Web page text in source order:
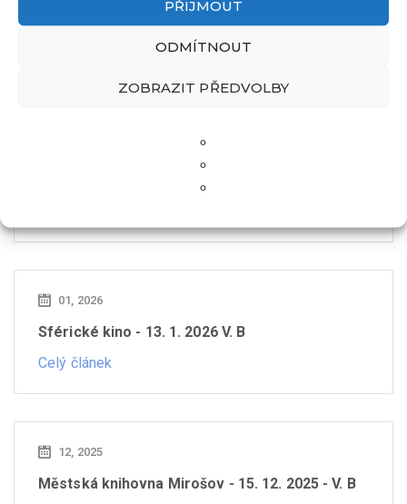
PŘIJMOUT
ODMÍTNOUT
ZOBRAZIT PŘEDVOLBY
Bezpečnost v on-line prostředí - první a druhá
01, 2026
Sférické kino - 13. 1. 2026 V. B
Celý článek
12, 2025
Městská knihovna Mirošov - 15. 12. 2025 - V. B